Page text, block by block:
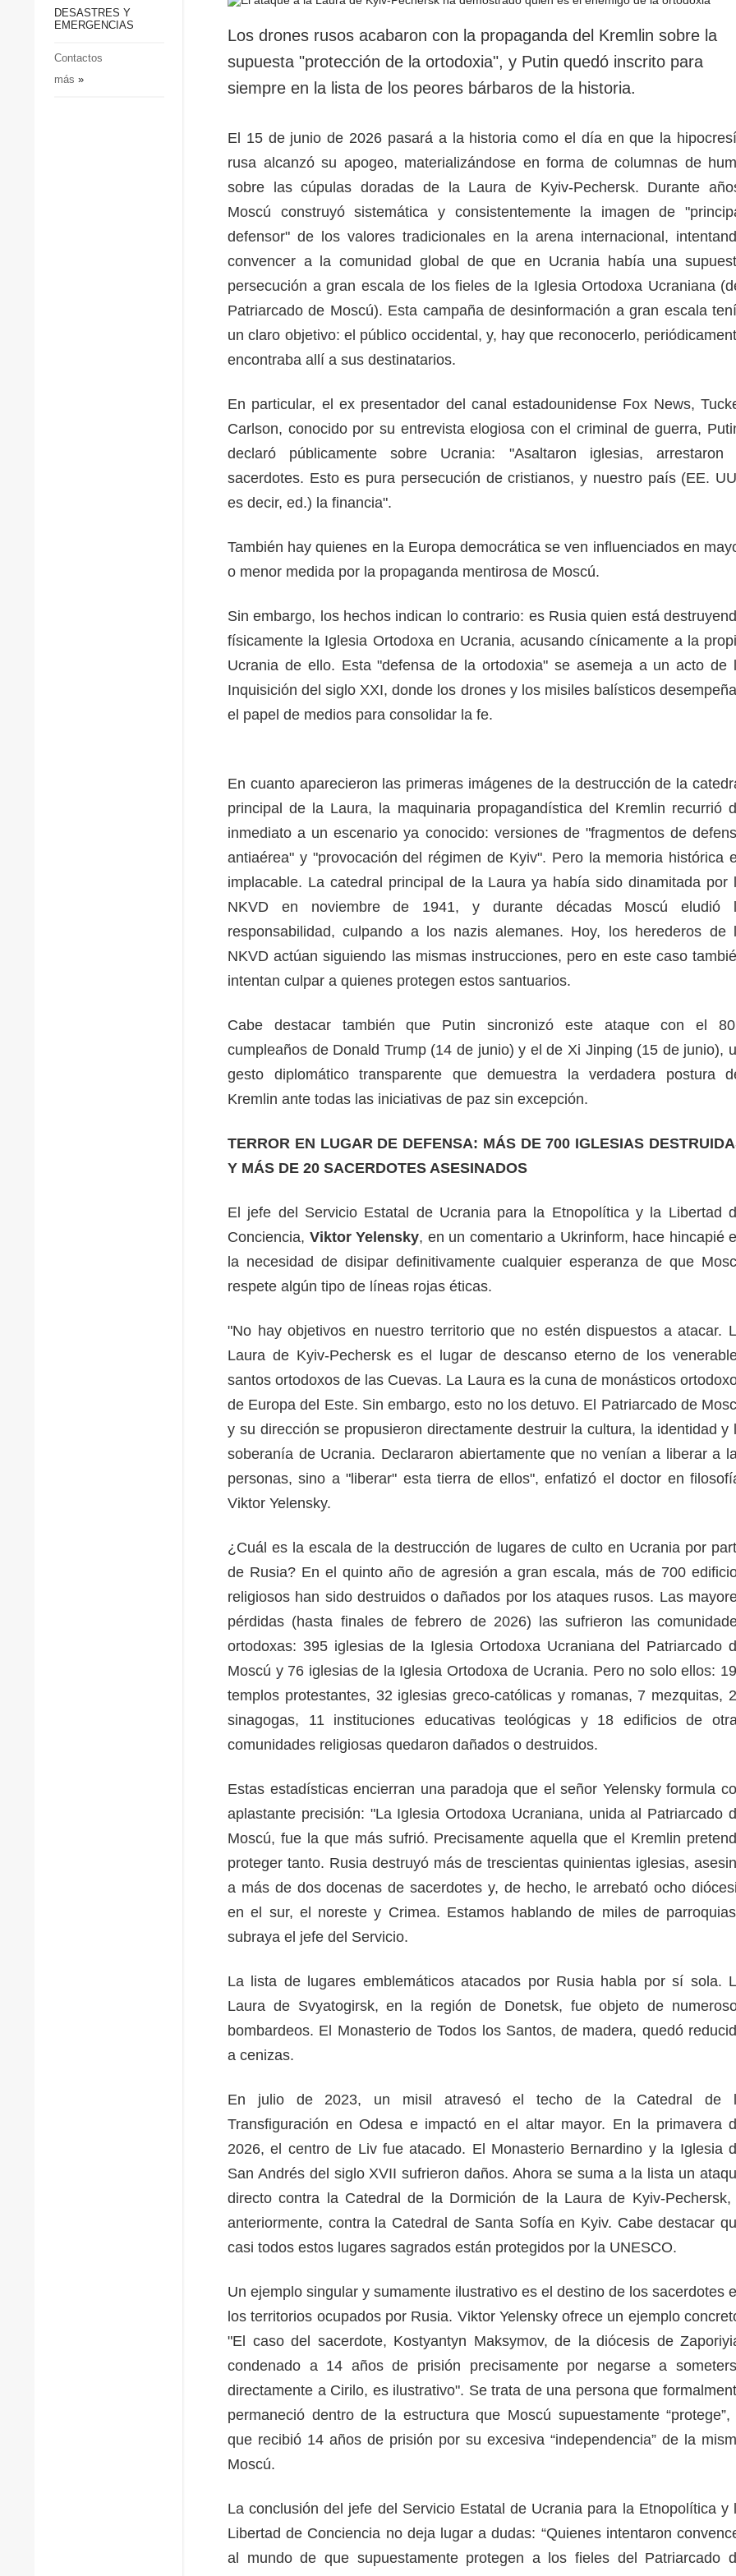
Sociedad y Cultura
DESASTRES Y
EMERGENCIAS
Contactos
más »
Los drones rusos acabaron con la propaganda del Kremlin sobre la
supuesta "protección de la ortodoxia", y Putin quedó inscrito para
siempre en la lista de los peores bárbaros de la historia.
El 15 de junio de 2026 pasará a la historia como el día en que la
rusa alcanzó su apogeo, materializándose en forma de columnas de
sobre las cúpulas doradas de la Laura de Kyiv-Pechersk. Durante
Moscú construyó sistemática y consistentemente la imagen de
defensor" de los valores tradicionales en la arena internacional,
convencer a la comunidad global de que en Ucrania había una
persecución a gran escala de los fieles de la Iglesia Ortodoxa Ucraniana
Patriarcado de Moscú). Esta campaña de desinformación a gran escala
un claro objetivo: el público occidental, y, hay que reconocerlo,
encontraba allí a sus destinatarios.
En particular, el ex presentador del canal estadounidense Fox News,
Carlson, conocido por su entrevista elogiosa con el criminal de guerra,
declaró públicamente sobre Ucrania: "Asaltaron iglesias, arrestaron
sacerdotes. Esto es pura persecución de cristianos, y nuestro país (EE.
es decir, ed.) la financia".
También hay quienes en la Europa democrática se ven influenciados en
o menor medida por la propaganda mentirosa de Moscú.
Sin embargo, los hechos indican lo contrario: es Rusia quien está
físicamente la Iglesia Ortodoxa en Ucrania, acusando cínicamente a la
Ucrania de ello. Esta "defensa de la ortodoxia" se asemeja a un acto de
Inquisición del siglo XXI, donde los drones y los misiles balísticos
el papel de medios para consolidar la fe.
En cuanto aparecieron las primeras imágenes de la destrucción de la
principal de la Laura, la maquinaria propagandística del Kremlin recurrió
inmediato a un escenario ya conocido: versiones de "fragmentos de
antiaérea" y "provocación del régimen de Kyiv". Pero la memoria histórica
implacable. La catedral principal de la Laura ya había sido dinamitada por
NKVD en noviembre de 1941, y durante décadas Moscú eludió
responsabilidad, culpando a los nazis alemanes. Hoy, los herederos de
NKVD actúan siguiendo las mismas instrucciones, pero en este caso
intentan culpar a quienes protegen estos santuarios.
Cabe destacar también que Putin sincronizó este ataque con el
cumpleaños de Donald Trump (14 de junio) y el de Xi Jinping (15 de junio),
gesto diplomático transparente que demuestra la verdadera postura
Kremlin ante todas las iniciativas de paz sin excepción.
TERROR EN LUGAR DE DEFENSA: MÁS DE 700 IGLESIAS
Y MÁS DE 20 SACERDOTES ASESINADOS
El jefe del Servicio Estatal de Ucrania para la Etnopolítica y la Libertad
Conciencia, Viktor Yelensky, en un comentario a Ukrinform, hace hincapié
la necesidad de disipar definitivamente cualquier esperanza de que
respete algún tipo de líneas rojas éticas.
"No hay objetivos en nuestro territorio que no estén dispuestos a atacar.
Laura de Kyiv-Pechersk es el lugar de descanso eterno de los
santos ortodoxos de las Cuevas. La Laura es la cuna de monásticos
de Europa del Este. Sin embargo, esto no los detuvo. El Patriarcado de
y su dirección se propusieron directamente destruir la cultura, la identidad y
soberanía de Ucrania. Declararon abiertamente que no venían a liberar a
personas, sino a "liberar" esta tierra de ellos", enfatizó el doctor en
Viktor Yelensky.
¿Cuál es la escala de la destrucción de lugares de culto en Ucrania por
de Rusia? En el quinto año de agresión a gran escala, más de 700
religiosos han sido destruidos o dañados por los ataques rusos. Las
pérdidas (hasta finales de febrero de 2026) las sufrieron las
ortodoxas: 395 iglesias de la Iglesia Ortodoxa Ucraniana del Patriarcado
Moscú y 76 iglesias de la Iglesia Ortodoxa de Ucrania. Pero no solo ellos:
templos protestantes, 32 iglesias greco-católicas y romanas, 7 mezquitas,
sinagogas, 11 instituciones educativas teológicas y 18 edificios de
comunidades religiosas quedaron dañados o destruidos.
Estas estadísticas encierran una paradoja que el señor Yelensky formula
aplastante precisión: "La Iglesia Ortodoxa Ucraniana, unida al Patriarcado
Moscú, fue la que más sufrió. Precisamente aquella que el Kremlin
proteger tanto. Rusia destruyó más de trescientas quinientas iglesias,
a más de dos docenas de sacerdotes y, de hecho, le arrebató ocho
en el sur, el noreste y Crimea. Estamos hablando de miles de
subraya el jefe del Servicio.
La lista de lugares emblemáticos atacados por Rusia habla por sí sola.
Laura de Svyatogirsk, en la región de Donetsk, fue objeto de
bombardeos. El Monasterio de Todos los Santos, de madera, quedó
a cenizas.
En julio de 2023, un misil atravesó el techo de la Catedral de
Transfiguración en Odesa e impactó en el altar mayor. En la primavera
2026, el centro de Liv fue atacado. El Monasterio Bernardino y la Iglesia
San Andrés del siglo XVII sufrieron daños. Ahora se suma a la lista un
directo contra la Catedral de la Dormición de la Laura de Kyiv-Pechersk,
anteriormente, contra la Catedral de Santa Sofía en Kyiv. Cabe destacar
casi todos estos lugares sagrados están protegidos por la UNESCO.
Un ejemplo singular y sumamente ilustrativo es el destino de los sacerdotes
los territorios ocupados por Rusia. Viktor Yelensky ofrece un ejemplo
"El caso del sacerdote, Kostyantyn Maksymov, de la diócesis de
condenado a 14 años de prisión precisamente por negarse a
directamente a Cirilo, es ilustrativo". Se trata de una persona que
permaneció dentro de la estructura que Moscú supuestamente “protege”,
que recibió 14 años de prisión por su excesiva “independencia” de la
Moscú.
La conclusión del jefe del Servicio Estatal de Ucrania para la Etnopolítica y
Libertad de Conciencia no deja lugar a dudas: “Quienes intentaron
al mundo de que supuestamente protegen a los fieles del Patriarcado